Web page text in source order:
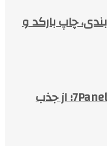
چاپ بارکد و
خدمات شبکه‌های اجتماعی 7Panel؛ از جذب